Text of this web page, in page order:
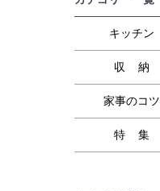
キッチン
収納
家事のコツ
特集